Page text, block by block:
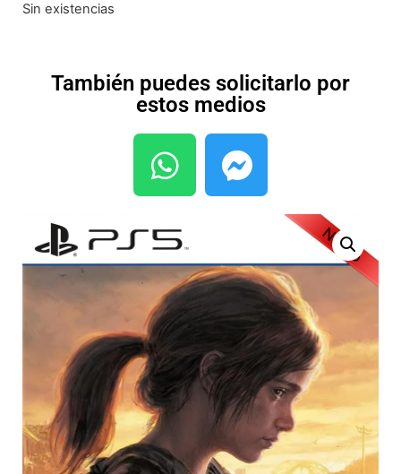
Sin existencias
También puedes solicitarlo por
estos medios